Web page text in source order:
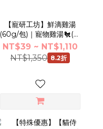
【寵研工坊】鮮滴雞湯
(60g/包)｜寵物雞湯🐔(犬
貓適用)
NT$39 ~ NT$1,110
NT$1,350 8.2折